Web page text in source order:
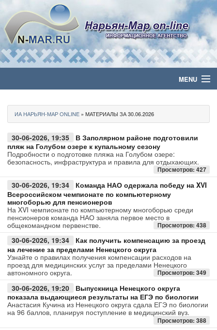
MENU
Политика
Бизнес
Общество
Культура
Медиа
Авто
Спорт
Контакты
ИА НАРЬЯН-МАР ONLINE » МАТЕРИАЛЫ ЗА 30.06.2026
30-06-2026, 19:35
В Заполярном районе подготовили
пляж на Голубом озере к купальному сезону
Подробности о подготовке пляжа на Голубом озере:
безопасность, инфраструктура и правила для отдыхающих.
Просмотров: 427
30-06-2026, 19:34
Команда НАО одержала победу на XVI
Всероссийском чемпионате по компьютерному
многоборью для пенсионеров
На XVI чемпионате по компьютерному многоборью среди
пенсионеров команда НАО заняла первое место в
общекомандном первенстве.
Просмотров: 438
30-06-2026, 19:34
Как получить компенсацию за проезд
на лечение за пределами Ненецкого округа
Узнайте о правилах получения компенсации расходов на
проезд для медицинских услуг за пределами Ненецкого
автономного округа.
Просмотров: 349
30-06-2026, 19:20
Выпускница Ненецкого округа
показала выдающиеся результаты на ЕГЭ по биологии
Анастасия Кучина из Ненецкого округа сдала ЕГЭ по биологии
на 96 баллов, планируя поступление в медицинский вуз.
Просмотров: 388